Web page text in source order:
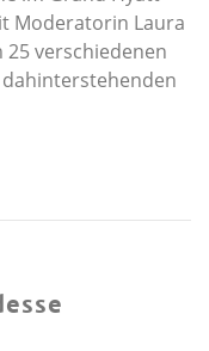
Moderatorin Laura
verschiedenen